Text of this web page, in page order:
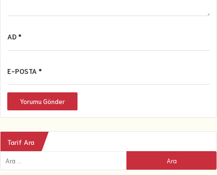
AD *
E-POSTA *
Yorumu Gönder
Tarif Ara